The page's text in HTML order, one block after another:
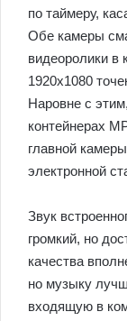
по таймеру,
Обе камеры
видеоролики в
1920х1080
Наровне с
контейнерах
главной
электронной
Звук
громкий, но
качества
но музыку
входящую в